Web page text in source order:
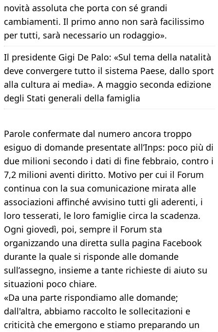
novità assoluta che porta con sé grandi
cambiamenti. Il primo anno non sarà facilissimo
per tutti, sarà necessario un rodaggio».
Il presidente Gigi De Palo: «Sul tema della natalità
deve convergere tutto il sistema Paese, dallo sport
alla cultura ai media». A maggio seconda edizione
degli Stati generali della famiglia
Parole confermate dal numero ancora troppo
esiguo di domande presentate all’Inps: poco più di
due milioni secondo i dati di fine febbraio, contro i
7,2 milioni aventi diritto. Motivo per cui il Forum
continua con la sua comunicazione mirata alle
associazioni affinché avvisino tutti gli aderenti, i
loro tesserati, le loro famiglie circa la scadenza.
Ogni giovedì, poi, sempre il Forum sta
organizzando una diretta sulla pagina Facebook
durante la quale si risponde alle domande
sull’assegno, insieme a tante richieste di aiuto su
situazioni poco chiare.
«Da una parte rispondiamo alle domande;
dall'altra, abbiamo raccolto le sollecitazioni e
criticità che emergono e stiamo preparando un